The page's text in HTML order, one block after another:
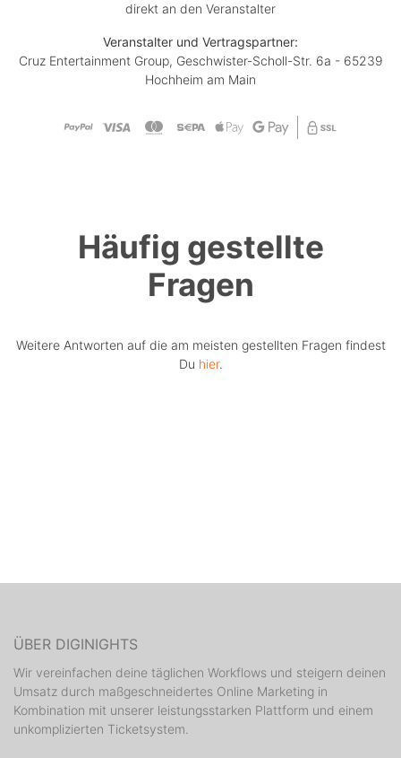
direkt an den Veranstalter
Veranstalter und Vertragspartner:
Cruz Entertainment Group, Geschwister-Scholl-Str. 6a - 65239
Hochheim am Main
Häufig gestellte
Fragen
Weitere Antworten auf die am meisten gestellten Fragen findest
Du hier.
ÜBER DIGINIGHTS
Wir vereinfachen deine täglichen Workflows und steigern deinen
Umsatz durch maßgeschneidertes Online Marketing in
Kombination mit unserer leistungsstarken Plattform und einem
unkomplizierten Ticketsystem.